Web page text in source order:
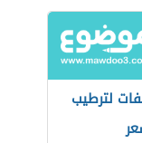
لترطيب